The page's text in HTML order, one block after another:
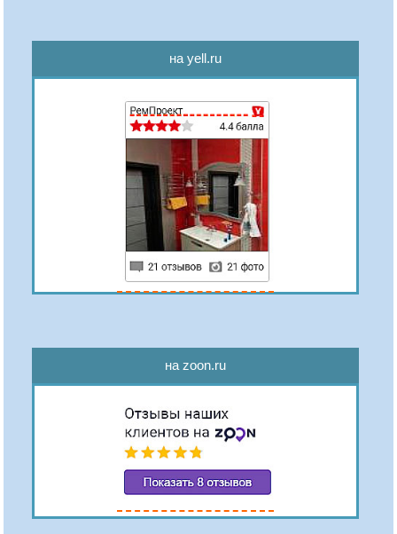
на yell.ru
на zoon.ru